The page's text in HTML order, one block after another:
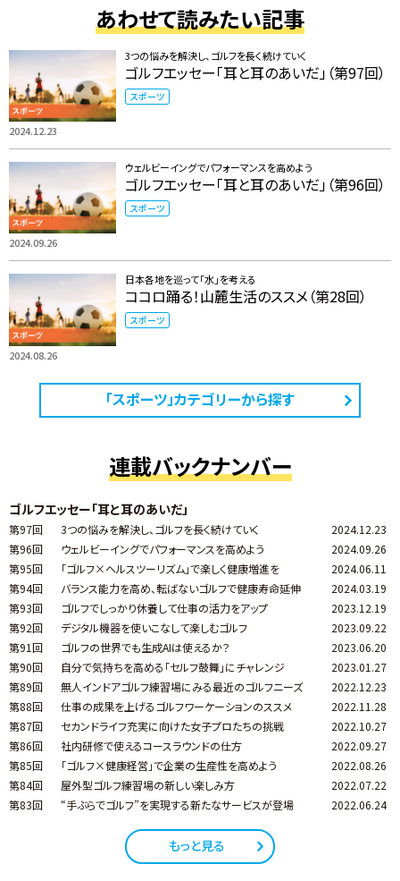
あわせて読みたい記事
2024.12.23
3つの悩みを解決し、ゴルフを長く続けていく
ゴルフエッセー「耳と耳のあいだ」（第97回）
スポーツ
2024.09.26
ウェルビーイングでパフォーマンスを高めよう
ゴルフエッセー「耳と耳のあいだ」（第96回）
スポーツ
2024.08.26
日本各地を巡って「水」を考える
ココロ踊る！山麓生活のススメ（第28回）
スポーツ
「スポーツ」カテゴリーから探す
連載バックナンバー
ゴルフエッセー「耳と耳のあいだ」
第97回 3つの悩みを解決し、ゴルフを長く続けていく
2024.12.23
第96回
ウェルビーイングでパフォーマンスを高めよう
2024.09.26
第95回
「ゴルフ×ヘルスツーリズム」で楽しく健康増進を
2024.06.11
第94回
バランス能力を高め、転ばないゴルフで健康寿命延伸
2024.03.19
第93回
ゴルフでしっかり休養して仕事の活力をアップ
2023.12.19
第92回
デジタル機器を使いこなして楽しむゴルフ
2023.09.22
第91回
ゴルフの世界でも生成AIは使えるか？
2023.06.20
第90回
自分で気持ちを高める「セルフ鼓舞」にチャレンジ
2023.01.27
第89回
無人インドアゴルフ練習場にみる最近のゴルフニーズ
2022.12.23
第88回
仕事の成果を上げるゴルフワーケーションのススメ
2022.11.28
第87回
セカンドライフ充実に向けた女子プロたちの挑戦
2022.10.27
第86回
社内研修で使えるコースラウンドの仕方
2022.09.27
第85回
「ゴルフ×健康経営」で企業の生産性を高めよう
2022.08.26
第84回
屋外型ゴルフ練習場の新しい楽しみ方
2022.07.22
第83回
“手ぶらでゴルフ”を実現する新たなサービスが登場 2022.06.24
もっと見る